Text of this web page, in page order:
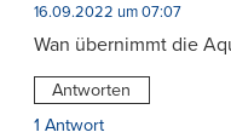
16.09.2022 um 07:07
Wan übernimmt die
Antworten
1 Antwort